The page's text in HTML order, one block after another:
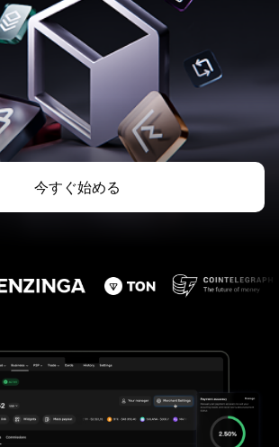
今すぐ始める